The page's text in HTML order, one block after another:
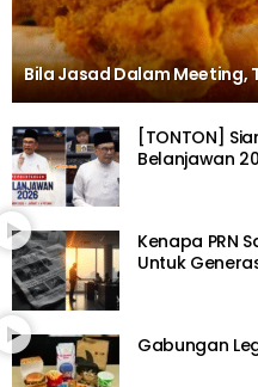
Bila Jasad Dalam Meeting,
[TONTON]
Belanjawan
Kenapa PRN
Untuk
Gabungan